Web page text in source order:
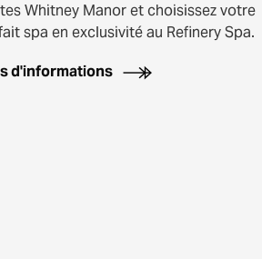
Whitney Manor et choisissez votre
spa en exclusivité au Refinery Spa.
d'informations